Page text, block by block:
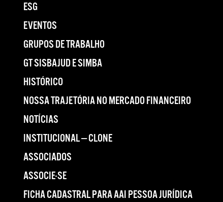
ESG
EVENTOS
GRUPOS DE TRABALHO
GT SISBAJUD E SIMBA
HISTÓRICO
NOSSA TRAJETÓRIA NO MERCADO FINANCEIRO
NOTÍCIAS
INSTITUCIONAL — CLONE
ASSOCIADOS
ASSOCIE-SE
FICHA CADASTRAL PARA AAI PESSOA JURÍDICA